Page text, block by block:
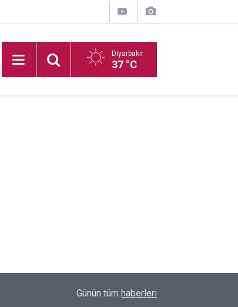
Diyarbakır
37 °C
Barış Ünal yazdı; Silahlar susarsa gelecek
Günün tüm haberleri